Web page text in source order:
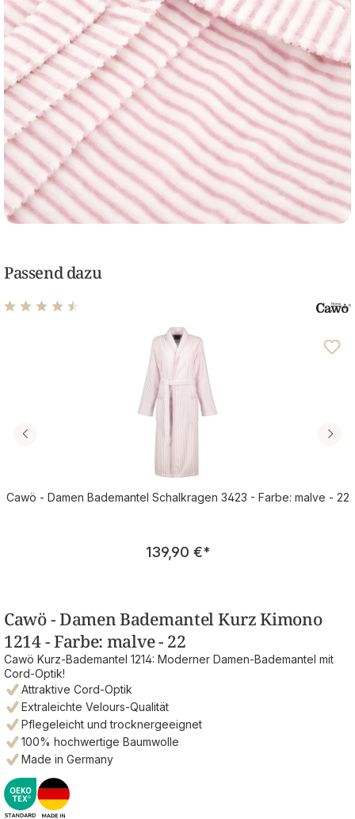
Passend dazu
Durchschnittliche Bewertung von 4.48 von 5 Sternen
Cawö - Damen Bademantel Schalkragen 3423 - Farbe: malve - 22
Regulärer Preis:
139,90 €*
Cawö - Damen Bademantel Kurz Kimono
1214 - Farbe: malve - 22
Cawö Kurz-Bademantel 1214: Moderner Damen-Bademantel mit
Cord-Optik!
Attraktive Cord-Optik
Extraleichte Velours-Qualität
Pflegeleicht und trocknergeeignet
100% hochwertige Baumwolle
Made in Germany